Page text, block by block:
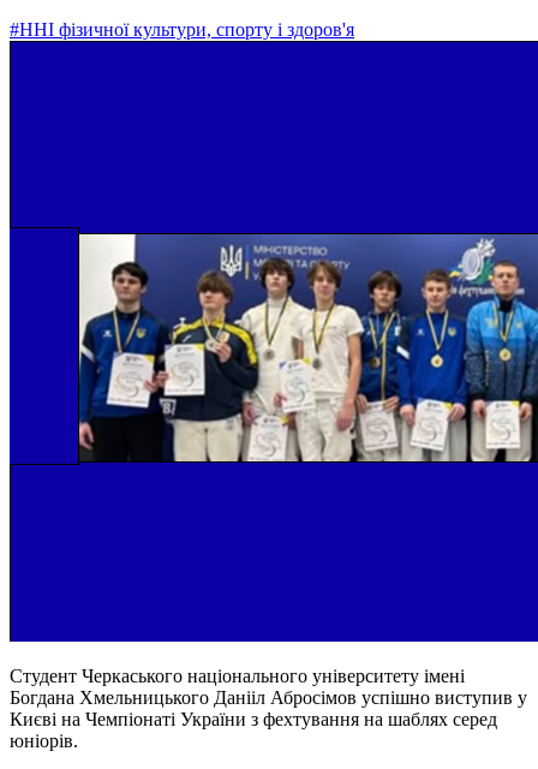
#ННІ фізичної культури, спорту і здоров'я
Студент Черкаського національного університету імені
Богдана Хмельницького Данііл Абросімов успішно виступив у
Києві на Чемпіонаті України з фехтування на шаблях серед
юніорів.